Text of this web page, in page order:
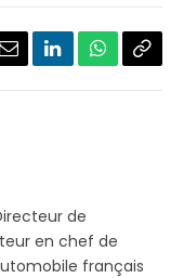
EmailLinkedInWhatsApp
de
en chef de
français